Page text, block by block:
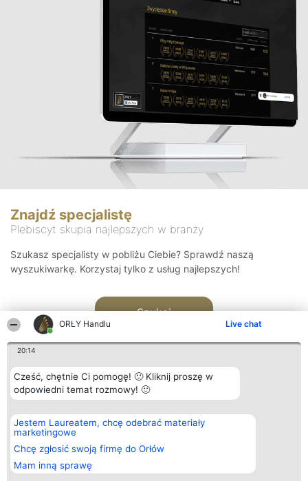
ORŁY Handlu Live chat
20:14
Cześć, chętnie Ci pomogę! 🙂 Kliknij proszę w
odpowiedni temat rozmowy! 🙂
Jestem Laureatem, chcę odebrać materiały
marketingowe
Chcę zgłosić swoją firmę do Orłów
Mam inną sprawę
Znajdź specjalistę
Plebiscyt skupia najlepszych w branży
Szukasz specjalisty w pobliżu Ciebie? Sprawdź naszą
wyszukiwarkę. Korzystaj tylko z usług najlepszych!
Szukaj
Organizator plebiscytu
Bright Side Solutions sp. z o.
o. sp. k.
ul. Ruska 22
Wrocław 50-079
KRS 0000749100 | Regon
381313360 | NIP 8943132676
Plebiscyt
Laureaci
wszystkich
Laureatów
Regulamin
Kontakt
Kontakt